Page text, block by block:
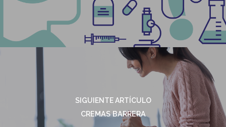
SIGUIENTE ARTÍCULO
CREMAS BARRERA